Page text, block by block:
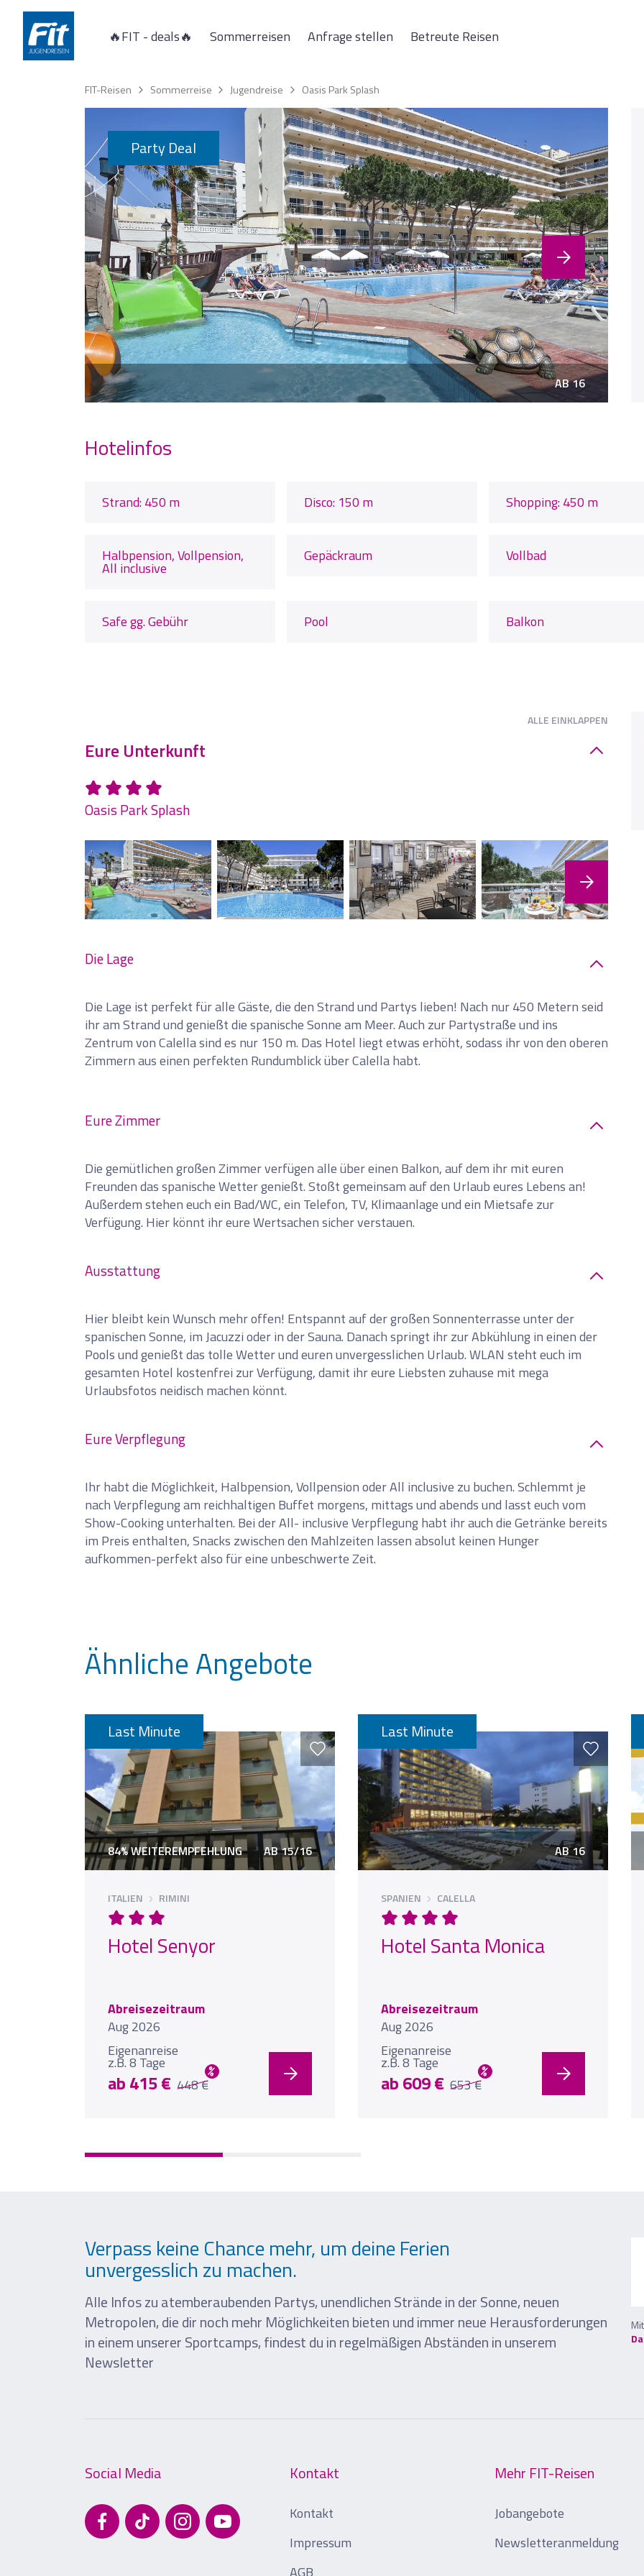
🔥FIT - deals🔥 Sommerreisen Anfrage stellen Betreute Reisen
Spanien
Calella
Malgrat de mar
Italien
Rimini
0Reise/n auf deiner Merkliste
Keine Reisen auf der Merkliste
FIT-Reisen Sommerreise Jugendreise Oasis Park Splash
Party Deal
AB 16
Hotelinfos
Strand: 450 m Disco: 150 m Shopping: 450 m
Halbpension, Vollpension,
All inclusive
Gepäckraum Vollbad
Safe gg. Gebühr Pool Balkon
ALLE EINKLAPPEN
Eure Unterkunft
Oasis Park Splash
Die Lage
Die Lage ist perfekt für alle Gäste, die den Strand und Partys lieben! Nach nur 450 Metern seid
ihr am Strand und genießt die spanische Sonne am Meer. Auch zur Partystraße und ins
Zentrum von Calella sind es nur 150 m. Das Hotel liegt etwas erhöht, sodass ihr von den oberen
Zimmern aus einen perfekten Rundumblick über Calella habt.
Eure Zimmer
Die gemütlichen großen Zimmer verfügen alle über einen Balkon, auf dem ihr mit euren
Freunden das spanische Wetter genießt. Stoßt gemeinsam auf den Urlaub eures Lebens an!
Außerdem stehen euch ein Bad/WC, ein Telefon, TV, Klimaanlage und ein Mietsafe zur
Verfügung. Hier könnt ihr eure Wertsachen sicher verstauen.
Ausstattung
Hier bleibt kein Wunsch mehr offen! Entspannt auf der großen Sonnenterrasse unter der
spanischen Sonne, im Jacuzzi oder in der Sauna. Danach springt ihr zur Abkühlung in einen der
Pools und genießt das tolle Wetter und euren unvergesslichen Urlaub. WLAN steht euch im
gesamten Hotel kostenfrei zur Verfügung, damit ihr eure Liebsten zuhause mit mega
Urlaubsfotos neidisch machen könnt.
Eure Verpflegung
Ihr habt die Möglichkeit, Halbpension, Vollpension oder All inclusive zu buchen. Schlemmt je
nach Verpflegung am reichhaltigen Buffet morgens, mittags und abends und lasst euch vom
Show-Cooking unterhalten. Bei der All- inclusive Verpflegung habt ihr auch die Getränke bereits
im Preis enthalten, Snacks zwischen den Mahlzeiten lassen absolut keinen Hunger
aufkommen-perfekt also für eine unbeschwerte Zeit.
Ähnliche Angebote
Last Minute
84% WEITEREMPFEHLUNG AB 15/16
ITALIEN RIMINI
Hotel Senyor
Abreisezeitraum
Aug 2026
Eigenanreise
z.B. 8 Tage
ab 415 € 448 €
%
Last Minute
AB 16
SPANIEN CALELLA
Hotel Santa Monica
Abreisezeitraum
Aug 2026
Eigenanreise
z.B. 8 Tage
ab 609 € 653 €
%
Verpass keine Chance mehr, um deine Ferien
unvergesslich zu machen.
Alle Infos zu atemberaubenden Partys, unendlichen Strände in der Sonne, neuen
Metropolen, die dir noch mehr Möglichkeiten bieten und immer neue Herausforderungen
in einem unserer Sportcamps, findest du in regelmäßigen Abständen in unserem
Newsletter
Social Media Kontakt
Kontakt
Impressum
AGB
Mehr FIT-Reisen
Jobangebote
Newsletteranmeldung